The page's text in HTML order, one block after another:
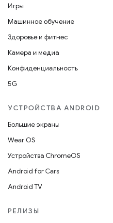
Игры
Машинное обучение
Здоровье и фитнес
Камера и медиа
Конфиденциальность
5G
УСТРОЙСТВА ANDROID
Большие экраны
Wear OS
Устройства ChromeOS
Android for Cars
Android TV
РЕЛИЗЫ